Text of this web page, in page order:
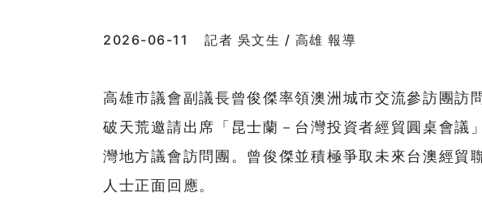
2026-06-11 記者 吳文生 / 高雄 報導
高雄市議會副議長曾俊傑率領澳洲城市交流參訪團訪
破天荒邀請出席「昆士蘭－台灣投資者經貿圓桌會議
灣地方議會訪問團。曾俊傑並積極爭取未來台澳經貿
人士正面回應。